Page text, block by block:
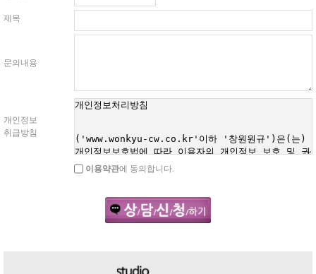
제목
문의내용
개인정보
취급방침
이용약관에 동의합니다.